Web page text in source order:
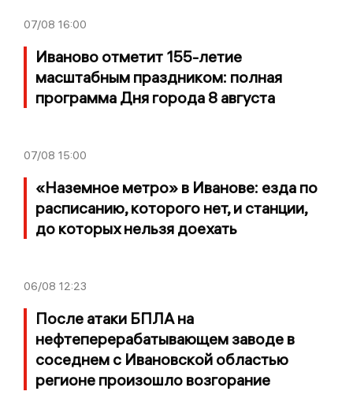
07/08 16:00
Иваново отметит 155-летие
масштабным праздником: полная
программа Дня города 8 августа
07/08 15:00
«Наземное метро» в Иванове: езда по
расписанию, которого нет, и станции,
до которых нельзя доехать
06/08 12:23
После атаки БПЛА на
нефтеперерабатывающем заводе в
соседнем с Ивановской областью
регионе произошло возгорание